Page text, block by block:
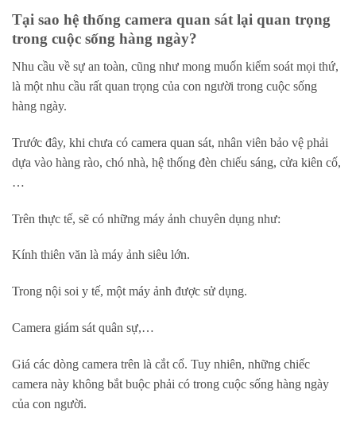
Tại sao hệ thống camera quan sát lại quan trọng
trong cuộc sống hàng ngày?
Nhu cầu về sự an toàn, cũng như mong muốn kiểm soát mọi thứ,
là một nhu cầu rất quan trọng của con người trong cuộc sống
hàng ngày.
Trước đây, khi chưa có camera quan sát, nhân viên bảo vệ phải
dựa vào hàng rào, chó nhà, hệ thống đèn chiếu sáng, cửa kiên cố,
…
Trên thực tế, sẽ có những máy ảnh chuyên dụng như:
Kính thiên văn là máy ảnh siêu lớn.
Trong nội soi y tế, một máy ảnh được sử dụng.
Camera giám sát quân sự,…
Giá các dòng camera trên là cắt cổ. Tuy nhiên, những chiếc
camera này không bắt buộc phải có trong cuộc sống hàng ngày
của con người.